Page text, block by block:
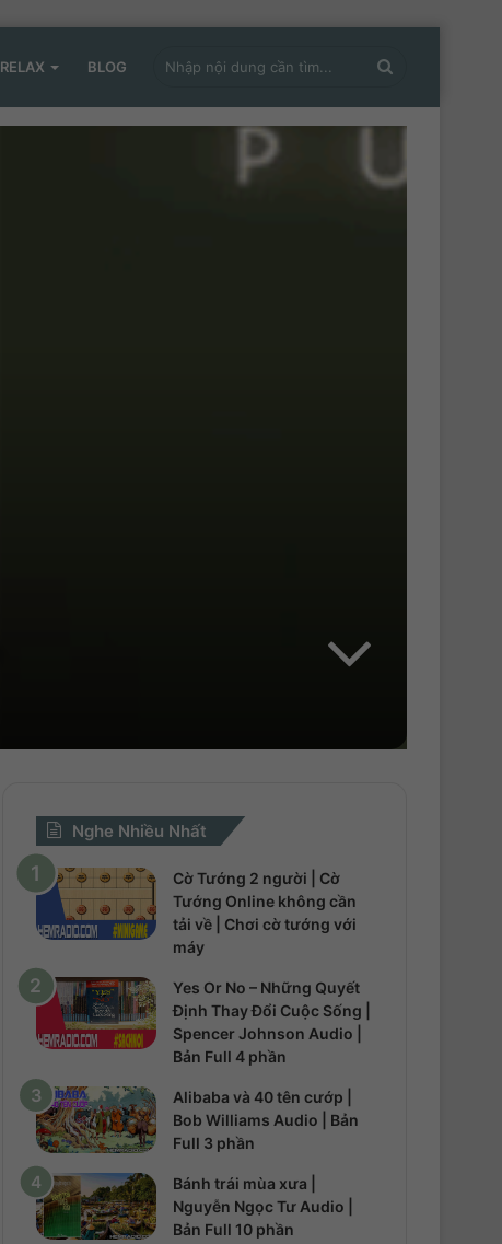
RELAX BLOG
Nghe Nhiều Nhất
Cờ Tướng 2 người | Cờ
Tướng Online không cần
tải về | Chơi cờ tướng với
máy
Yes Or No – Những Quyết
Định Thay Đổi Cuộc Sống |
Spencer Johnson Audio |
Bản Full 4 phần
Alibaba và 40 tên cướp |
Bob Williams Audio | Bản
Full 3 phần
Bánh trái mùa xưa |
Nguyễn Ngọc Tư Audio |
Bản Full 10 phần